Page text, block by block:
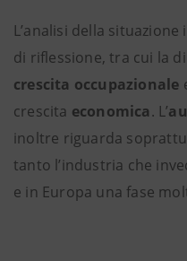
L’analisi della
di riflessione, tra cui la
crescita occupazionale
crescita economica. L’
inoltre riguarda
tanto l’industria che
e in Europa una fase